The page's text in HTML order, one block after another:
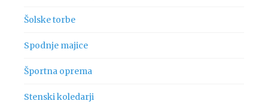
Šolske torbe
Spodnje majice
Športna oprema
Stenski koledarji